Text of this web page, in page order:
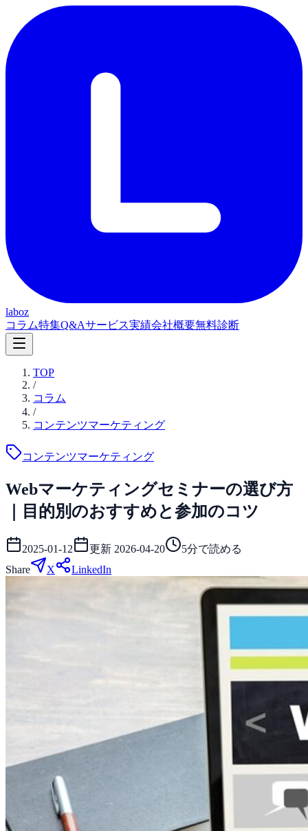
laboz
コラム特集Q&Aサービス実績会社概要無料診断
TOP
/
コラム
/
コンテンツマーケティング
コンテンツマーケティング
Webマーケティングセミナーの選び方
｜目的別のおすすめと参加のコツ
2025-01-12 更新 2026-04-20 5分で読める
Share
X LinkedIn